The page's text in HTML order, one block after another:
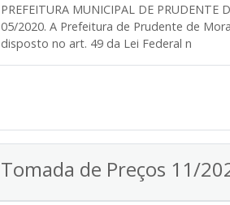
PREFEITURA MUNICIPAL DE PRUDENTE
05/2020. A Prefeitura de Prudente de
disposto no art. 49 da Lei Federal n
Tomada de Preços 11/